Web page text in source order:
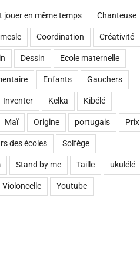
jouer en même temps Chanteuse
Coordination Créativité
Dessin Ecole maternelle
Enfants Gauchers
Inventer Kelka Kibélé
Maï Origine portugais Prix
des écoles Solfège
Stand by me Taille ukulélé
Violoncelle Youtube